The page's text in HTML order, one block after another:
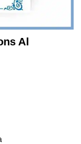
Al